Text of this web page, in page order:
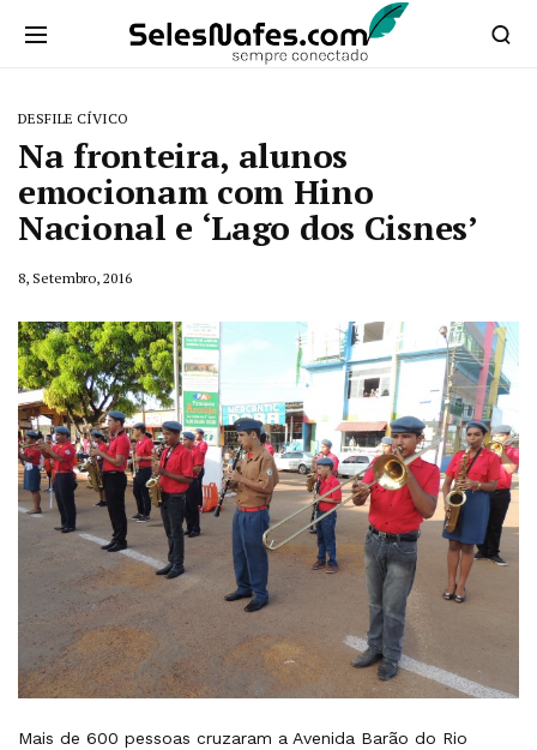
DESFILE CÍVICO
Na fronteira, alunos
emocionam com Hino
Nacional e ‘Lago dos Cisnes’
8, Setembro, 2016
Mais de 600 pessoas cruzaram a Avenida Barão do Rio